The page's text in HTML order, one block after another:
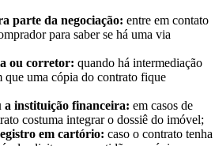
parte da negociação: entre em contato
para saber se há uma via
ou corretor: quando há intermediação
que uma cópia do contrato fique
a instituição financeira: em casos de
costuma integrar o dossiê do imóvel;
em cartório: caso o contrato tenha